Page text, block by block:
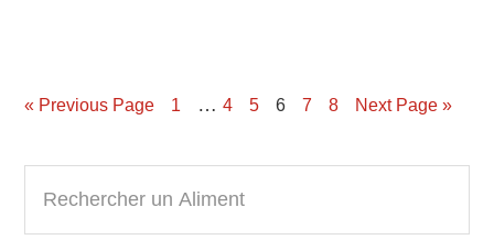
« Previous Page Page
1 … Page
4 Page
5 Page
6 Page
7 Page
8 Next Page »
Primary
Sidebar
c